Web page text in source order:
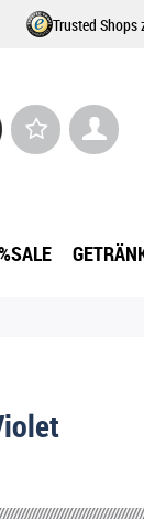
Trusted